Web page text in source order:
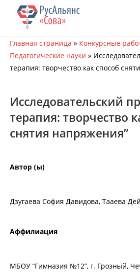
Перейти
содержимому
Главная страница » Конкурсные
Педагогические науки »
терапия: творчество как способ
Исследовательский
терапия: творчество
снятия напряжения”
Автор (ы)
Дзугаева София Давидова, Тааева
Аффилиация
МБОУ “Гимназия №12”, г. Грозный,